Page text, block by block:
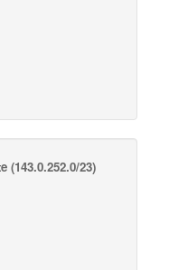
(143.0.252.0/23)